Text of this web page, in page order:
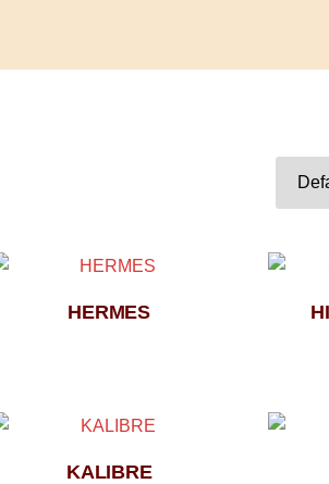
HERMES
KALIBRE